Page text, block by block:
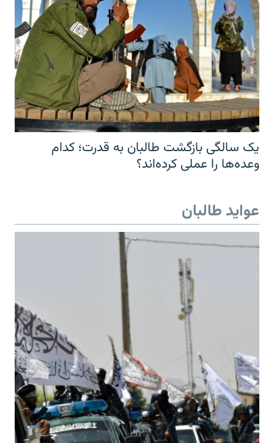
یک سالگی بازگشت طالبان به قدرت؛ کدام
وعده‌ها را عملی کرده‌اند؟
عواید طالبان